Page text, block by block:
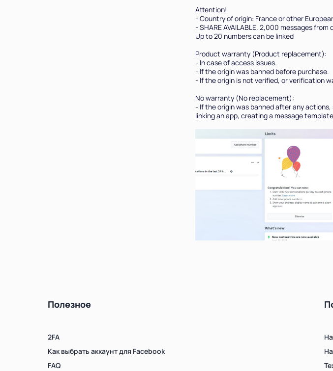
Attention!
- Country of origin: France or other
- SHARE AVAILABLE. 2,000 messages from
Up to 20 numbers can be linked
Product warranty (Product replacement):
- In case of access issues.
- If the origin was banned before purchase.
- If the origin is not verified, or verification
No warranty (No replacement):
- If the origin was banned after any
linking an app, creating a message
Полезное
2FA
Как выбрать аккаунт для Facebook
FAQ
Всего позиций в корзине
Всего товара в корзине
Сумма к оплате (без скидок)